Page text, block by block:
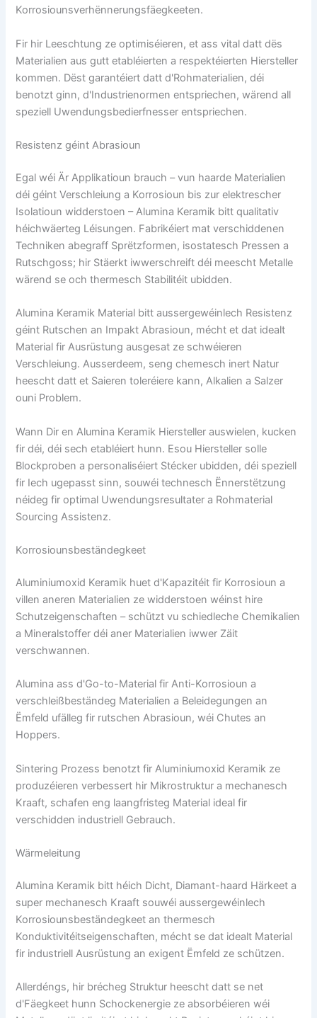
Korrosiounsverhënnerungsfäegkeeten.
Fir hir Leeschtung ze optimiséieren, et ass vital datt dës
Materialien aus gutt etabléierten a respektéierten Hiersteller
kommen. Dëst garantéiert datt d'Rohmaterialien, déi
benotzt ginn, d'Industrienormen entspriechen, wärend all
speziell Uwendungsbedierfnesser entspriechen.
Resistenz géint Abrasioun
Egal wéi Är Applikatioun brauch – vun haarde Materialien
déi géint Verschleiung a Korrosioun bis zur elektrescher
Isolatioun widderstoen – Alumina Keramik bitt qualitativ
héichwäerteg Léisungen. Fabrikéiert mat verschiddenen
Techniken abegraff Sprëtzformen, isostatesch Pressen a
Rutschgoss; hir Stäerkt iwwerschreift déi meescht Metalle
wärend se och thermesch Stabilitéit ubidden.
Alumina Keramik Material bitt aussergewéinlech Resistenz
géint Rutschen an Impakt Abrasioun, mécht et dat idealt
Material fir Ausrüstung ausgesat ze schwéieren
Verschleiung. Ausserdeem, seng chemesch inert Natur
heescht datt et Saieren toleréiere kann, Alkalien a Salzer
ouni Problem.
Wann Dir en Alumina Keramik Hiersteller auswielen, kucken
fir déi, déi sech etabléiert hunn. Esou Hiersteller solle
Blockproben a personaliséiert Stécker ubidden, déi speziell
fir Iech ugepasst sinn, souwéi technesch Ënnerstëtzung
néideg fir optimal Uwendungsresultater a Rohmaterial
Sourcing Assistenz.
Korrosiounsbeständegkeet
Aluminiumoxid Keramik huet d'Kapazitéit fir Korrosioun a
villen aneren Materialien ze widderstoen wéinst hire
Schutzeigenschaften – schützt vu schiedleche Chemikalien
a Mineralstoffer déi aner Materialien iwwer Zäit
verschwannen.
Alumina ass d'Go-to-Material fir Anti-Korrosioun a
verschleißbeständeg Materialien a Beleidegungen an
Ëmfeld ufälleg fir rutschen Abrasioun, wéi Chutes an
Hoppers.
Sintering Prozess benotzt fir Aluminiumoxid Keramik ze
produzéieren verbessert hir Mikrostruktur a mechanesch
Kraaft, schafen eng laangfristeg Material ideal fir
verschidden industriell Gebrauch.
Wärmeleitung
Alumina Keramik bitt héich Dicht, Diamant-haard Härkeet a
super mechanesch Kraaft souwéi aussergewéinlech
Korrosiounsbeständegkeet an thermesch
Konduktivitéitseigenschaften, mécht se dat idealt Material
fir industriell Ausrüstung an exigent Ëmfeld ze schützen.
Allerdéngs, hir brécheg Struktur heescht datt se net
d'Fäegkeet hunn Schockenergie ze absorbéieren wéi